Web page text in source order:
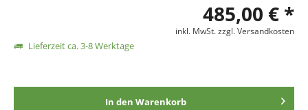
485,00 € *
inkl. MwSt.zzgl. Versandkosten
Lieferzeit ca. 3-8 Werktage
In den Warenkorb